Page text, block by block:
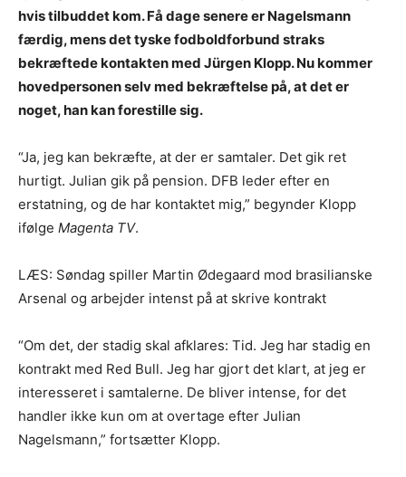
hvis tilbuddet kom. Få dage senere er Nagelsmann
færdig, mens det tyske fodboldforbund straks
bekræftede kontakten med Jürgen Klopp. Nu kommer
hovedpersonen selv med bekræftelse på, at det er
noget, han kan forestille sig.
“Ja, jeg kan bekræfte, at der er samtaler. Det gik ret
hurtigt. Julian gik på pension. DFB leder efter en
erstatning, og de har kontaktet mig,” begynder Klopp
ifølge Magenta TV.
LÆS: Søndag spiller Martin Ødegaard mod brasilianske
Arsenal og arbejder intenst på at skrive kontrakt
“Om det, der stadig skal afklares: Tid. Jeg har stadig en
kontrakt med Red Bull. Jeg har gjort det klart, at jeg er
interesseret i samtalerne. De bliver intense, for det
handler ikke kun om at overtage efter Julian
Nagelsmann,” fortsætter Klopp.